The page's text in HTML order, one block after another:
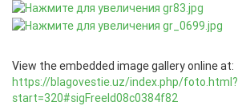
View the embedded image gallery online at:
https://blagovestie.uz/index.php/foto.html?
start=320#sigFreeId08c0384f82